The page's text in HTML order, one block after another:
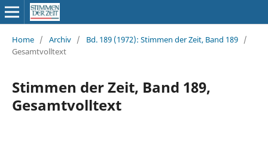
Home / Archiv / Bd. 189 (1972): Stimmen der Zeit, Band 189 /
Gesamtvolltext
Stimmen der Zeit, Band 189,
Gesamtvolltext